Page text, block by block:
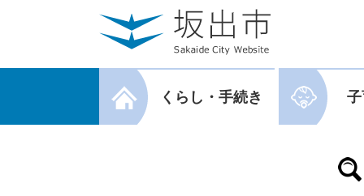
メニューを閉じる
くらし・手続き